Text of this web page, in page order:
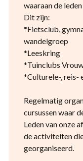
waaraan de
Dit zijn:
*Fietsclub,
wandelgroep
*Leeskring
*Tuinclubs
*Culturele-, reis-
Regelmatig
cursussen waar
Leden van onze
de activiteiten
georganiseerd.